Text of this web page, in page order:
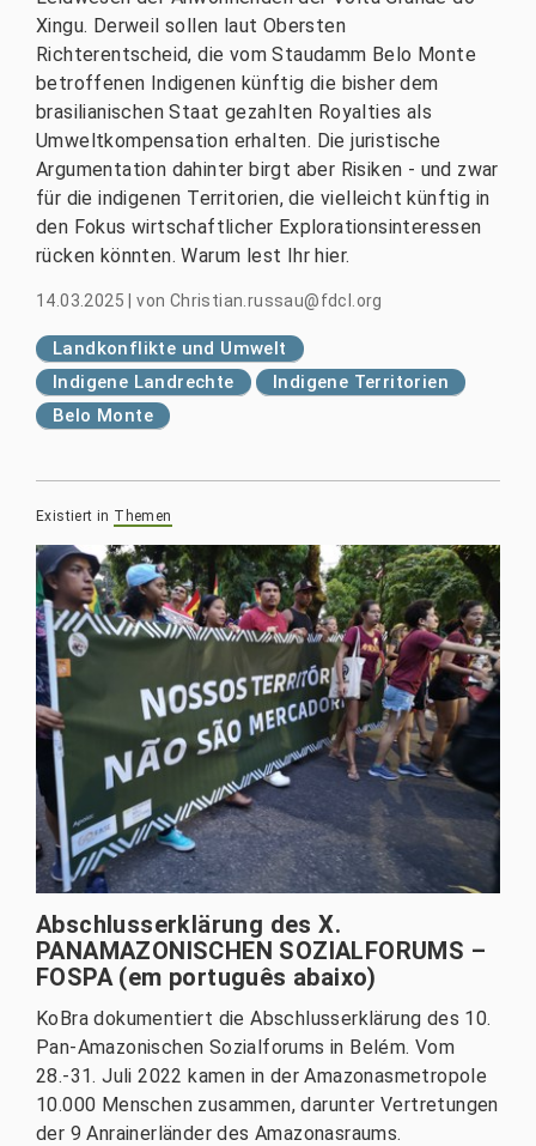
Xingu. Derweil sollen laut Obersten
Richterentscheid, die vom Staudamm Belo Monte
betroffenen Indigenen künftig die bisher dem
brasilianischen Staat gezahlten Royalties als
Umweltkompensation erhalten. Die juristische
Argumentation dahinter birgt aber Risiken - und zwar
für die indigenen Territorien, die vielleicht künftig in
den Fokus wirtschaftlicher Explorationsinteressen
rücken könnten. Warum lest Ihr hier.
14.03.2025 |von Christian.russau@fdcl.org
Landkonflikte und Umwelt
Indigene Landrechte
Indigene Territorien
Belo Monte
Existiert in Themen
Abschlusserklärung des X.
PANAMAZONISCHEN SOZIALFORUMS –
FOSPA (em português abaixo)
KoBra dokumentiert die Abschlusserklärung des 10.
Pan-Amazonischen Sozialforums in Belém. Vom
28.-31. Juli 2022 kamen in der Amazonasmetropole
10.000 Menschen zusammen, darunter Vertretungen
der 9 Anrainerländer des Amazonasraums.